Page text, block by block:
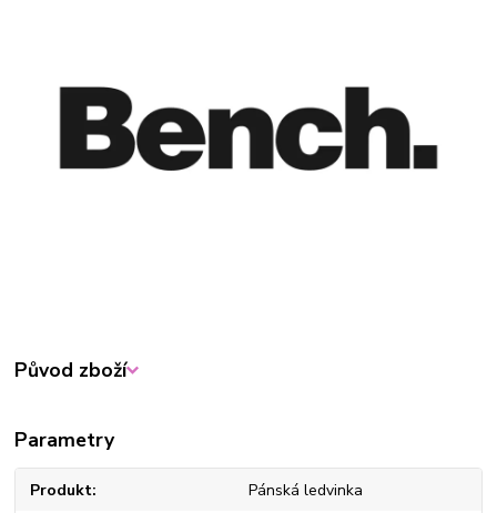
Původ zboží
Parametry
Produkt Pánská ledvinka